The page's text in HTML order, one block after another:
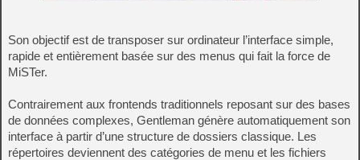
Son objectif est de transposer sur ordinateur l’interface simple,
rapide et entièrement basée sur des menus qui fait la force de
MiSTer.
Contrairement aux frontends traditionnels reposant sur des bases
de données complexes, Gentleman génère automatiquement son
interface à partir d’une structure de dossiers classique. Les
répertoires deviennent des catégories de menu et les fichiers